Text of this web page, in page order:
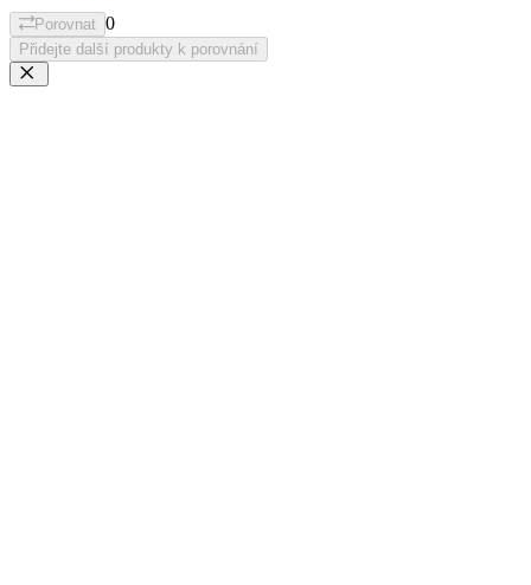
Porovnat 0
Přidejte další produkty k porovnání